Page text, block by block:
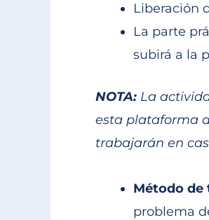
Liberación
La parte
subirá a la
NOTA: La
esta plataforma
trabajarán en
Método de
problema